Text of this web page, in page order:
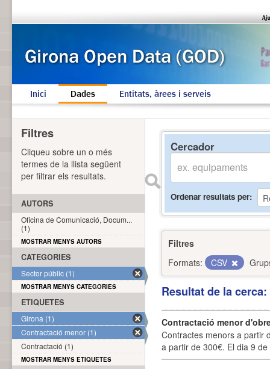
Inici Dades Entitats, àrees i serveis
Cercador
Ordenar resultats per
Filtres
Formats:
CSV
Resultat de la
Contractació menor
Contractes menors a partir
a partir de 300€. El dia 9
Filtres
Cliqueu sobre un o més
termes de la llista següent
per filtrar els resultats.
AUTORS
Oficina de Comunicació, Docum...
(1)
MOSTRAR MENYS AUTORS
CATEGORIES
Sector públic (1)
MOSTRAR MENYS CATEGORIES
ETIQUETES
Girona (1)
Contractació menor (1)
Contractació (1)
MOSTRAR MENYS ETIQUETES